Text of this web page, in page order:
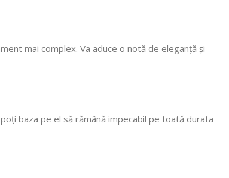
mai complex. Va aduce o notă de eleganță și
baza pe el să rămână impecabil pe toată durata